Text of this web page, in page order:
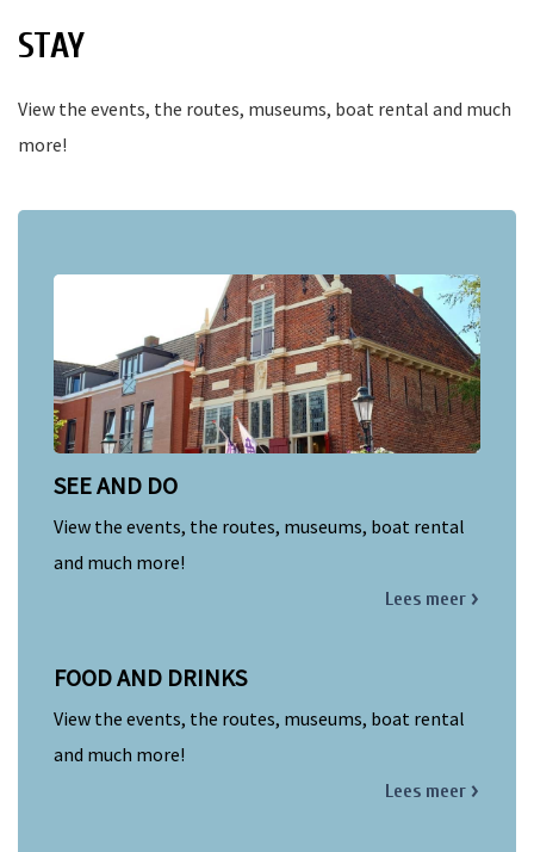
STAY
View the events, the routes, museums, boat rental and much
more!
SEE AND DO
View the events, the routes, museums, boat rental
and much more!
Lees meer
FOOD AND DRINKS
View the events, the routes, museums, boat rental
and much more!
Lees meer